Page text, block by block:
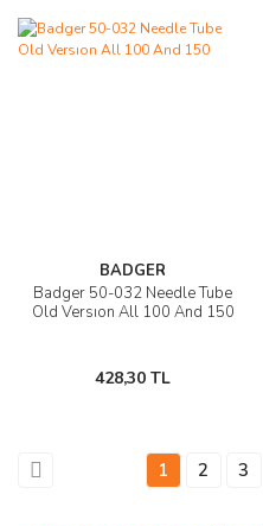
BADGER
Badger 50-032 Needle Tube
Old Versıon All 100 And 150
428,30 TL
1 2 3